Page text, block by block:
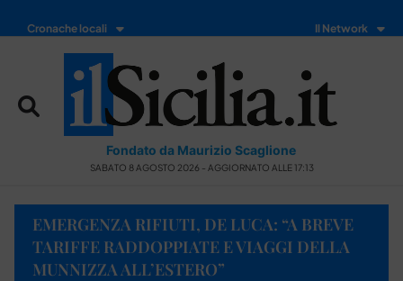
Cronache locali Il Network
Fondato da Maurizio Scaglione
SABATO 8 AGOSTO 2026 - AGGIORNATO ALLE 17:13
EMERGENZA RIFIUTI, DE LUCA: “A BREVE
TARIFFE RADDOPPIATE E VIAGGI DELLA
MUNNIZZA ALL’ESTERO”